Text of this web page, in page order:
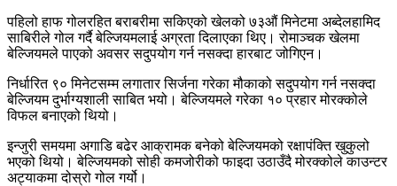
पहिलो हाफ गोलरहित बराबरीमा सकिएको खेलको ७३औं मिनेटमा अब्देलहामिद
साबिरीले गोल गर्दै बेल्जियमलाई अग्रता दिलाएका थिए। रोमाञ्चक खेलमा
बेल्जियमले पाएको अवसर सदुपयोग गर्न नसक्दा हारबाट जोगिएन।
निर्धारित ९० मिनेटसम्म लगातार सिर्जना गरेका मौकाको सदुपयोग गर्न नसक्दा
बेल्जियम दुर्भाग्यशाली साबित भयो। बेल्जियमले गरेका १० प्रहार मोरक्कोले
विफल बनाएको थियो।
इन्जुरी समयमा अगाडि बढेर आक्रामक बनेको बेल्जियमको रक्षापंक्ति खुकुलो
भएको थियो। बेल्जियमको सोही कमजोरीको फाइदा उठाउँदै मोरक्कोले काउन्टर
अट्याकमा दोस्रो गोल गर्यो।